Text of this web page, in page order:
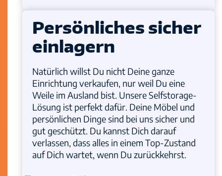
Persönliches sicher
einlagern
Natürlich willst Du nicht Deine ganze
Einrichtung verkaufen, nur weil Du eine
Weile im Ausland bist. Unsere Selfstorage-
Lösung ist perfekt dafür. Deine Möbel und
persönlichen Dinge sind bei uns sicher und
gut geschützt. Du kannst Dich darauf
verlassen, dass alles in einem Top-Zustand
auf Dich wartet, wenn Du zurückkehrst.